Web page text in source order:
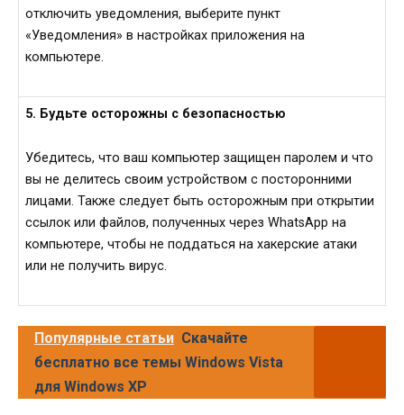
отключить уведомления, выберите пункт
«Уведомления» в настройках приложения на
компьютере.
5. Будьте осторожны с безопасностью
Убедитесь, что ваш компьютер защищен паролем и что
вы не делитесь своим устройством с посторонними
лицами. Также следует быть осторожным при открытии
ссылок или файлов, полученных через WhatsApp на
компьютере, чтобы не поддаться на хакерские атаки
или не получить вирус.
Популярные статьи Скачайте
бесплатно все темы Windows Vista
для Windows XP